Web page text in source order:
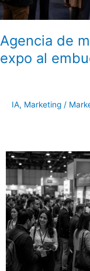
Agencia de
expo al
IA, Marketing /